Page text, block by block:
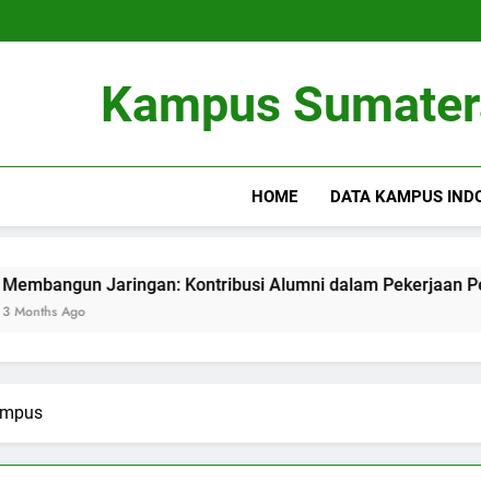
Kampus
HOME DATA KAMPUS
Jaringan: Kontribusi Alumni dalam Pekerjaan Pelajar